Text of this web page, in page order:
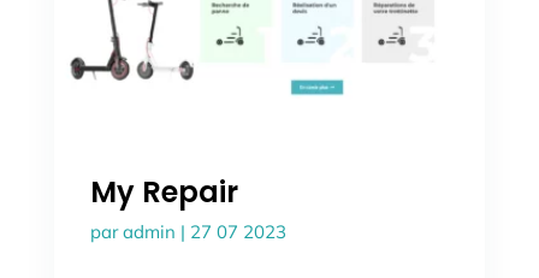
My Repair
paradmin | 27 07 2023